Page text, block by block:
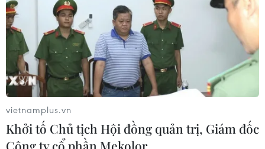
Nhận định Campuchia vs
Timor Leste: Trận chiến vì 3 điểm
danh dự cho "Các chiến binh
Angkor"
03/08/2026 03:30
ASEAN Cup 2026: Đội tuyển Việt
vietnamplus.vn
Khởi tố Chủ tịch Hội đồng quản trị, Giám đốc
Công ty cổ phần Mekolor